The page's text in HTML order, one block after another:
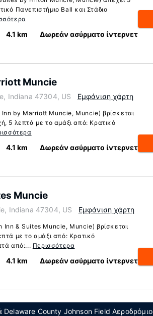
Πανεπιστήμιο Ball και Στάδιο
4.1 km Δωρεάν ασύρματο ίντερνετ
Muncie
Indiana 47304, US Εμφάνιση χάρτη
by Marriott Muncie, Muncie) βρίσκεται
5 λεπτά με το αμάξι από: Κρατικό
4.1 km Δωρεάν ασύρματο ίντερνετ
Muncie
Indiana 47304, US Εμφάνιση χάρτη
& Suites Muncie, Muncie) βρίσκεται
με το αμάξι από: Κρατικό
από:... Περισσότερα
4.1 km Δωρεάν ασύρματο ίντερνετ
Delaware County Johnson Field Αεροδρόμιο